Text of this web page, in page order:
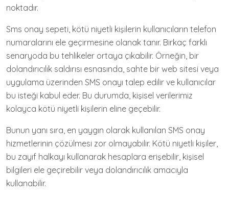
noktadır.
Sms onay sepeti, kötü niyetli kişilerin kullanıcıların telefon
numaralarını ele geçirmesine olanak tanır. Birkaç farklı
senaryoda bu tehlikeler ortaya çıkabilir. Örneğin, bir
dolandırıcılık saldırısı esnasında, sahte bir web sitesi veya
uygulama üzerinden SMS onayı talep edilir ve kullanıcılar
bu isteği kabul eder. Bu durumda, kişisel verilerimiz
kolayca kötü niyetli kişilerin eline geçebilir.
Bunun yanı sıra, en yaygın olarak kullanılan SMS onay
hizmetlerinin çözülmesi zor olmayabilir. Kötü niyetli kişiler,
bu zayıf halkayı kullanarak hesaplara erişebilir, kişisel
bilgileri ele geçirebilir veya dolandırıcılık amacıyla
kullanabilir.